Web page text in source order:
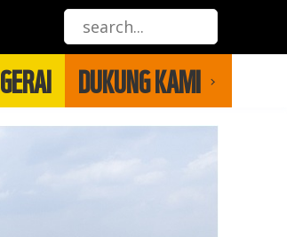
GERAI DUKUNG KAMI